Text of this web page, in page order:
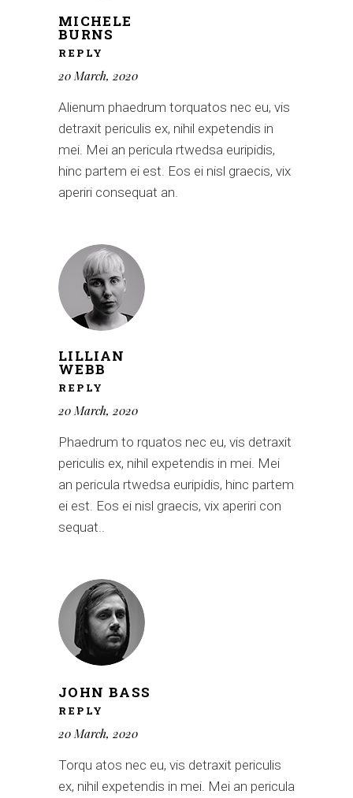
MICHELE
BURNS
REPLY
20 March, 2020
Alienum phaedrum torquatos nec eu, vis
detraxit periculis ex, nihil expetendis in
mei. Mei an pericula rtwedsa euripidis,
hinc partem ei est. Eos ei nisl graecis, vix
aperiri consequat an.
LILLIAN
WEBB
REPLY
20 March, 2020
Phaedrum to rquatos nec eu, vis detraxit
periculis ex, nihil expetendis in mei. Mei
an pericula rtwedsa euripidis, hinc partem
ei est. Eos ei nisl graecis, vix aperiri con
sequat..
JOHN BASS
REPLY
20 March, 2020
Torqu atos nec eu, vis detraxit periculis
ex, nihil expetendis in mei. Mei an pericula